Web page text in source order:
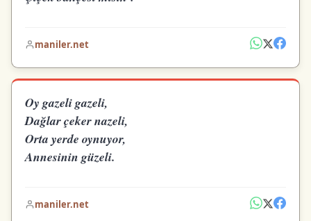
maniler.net
Oy gazeli gazeli,
Dağlar çeker nazeli,
Orta yerde oynuyor,
Annesinin güzeli.
maniler.net